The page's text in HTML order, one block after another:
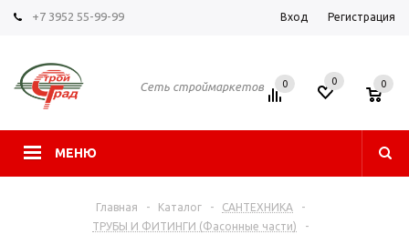
+7 3952 55-99-99 Вход Регистрация
Сеть строймаркетов
МЕНЮ
0 0 0
Главная - Каталог - САНТЕХНИКА
-
ТРУБЫ И ФИТИНГИ (Фасонные части)
-